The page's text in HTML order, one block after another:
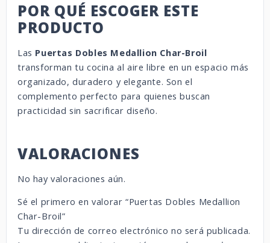
POR QUÉ ESCOGER ESTE
PRODUCTO
Las Puertas Dobles Medallion Char-Broil
transforman tu cocina al aire libre en un espacio más
organizado, duradero y elegante. Son el
complemento perfecto para quienes buscan
practicidad sin sacrificar diseño.
VALORACIONES
No hay valoraciones aún.
Sé el primero en valorar “Puertas Dobles Medallion
Char-Broil”
Tu dirección de correo electrónico no será publicada.